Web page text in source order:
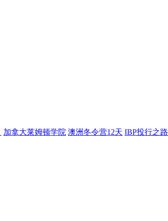
加拿大莱姆顿学院 澳洲冬令营12天 IBP投行之路